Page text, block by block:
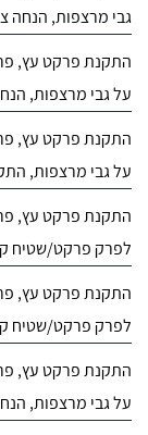
גבי מרצפות, הנחה
התקנת פרקט עץ,
על גבי מרצפות,
התקנת פרקט עץ,
על גבי מרצפות,
התקנת פרקט עץ,
לפרק פרקט/שטיח
התקנת פרקט עץ,
לפרק פרקט/שטיח
התקנת פרקט עץ,
על גבי מרצפות,